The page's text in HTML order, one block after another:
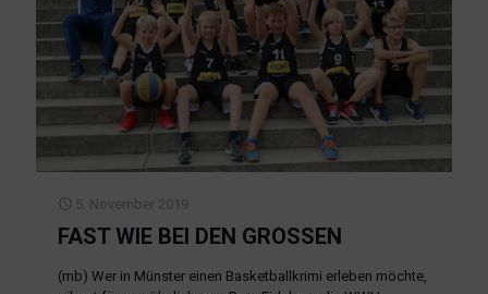
5. November 2019
FAST WIE BEI DEN GROSSEN
(mb) Wer in Münster einen Basketballkrimi erleben möchte,